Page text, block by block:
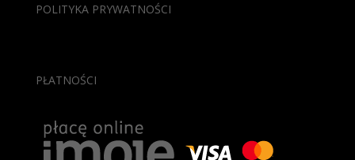
POLITYKA PRYWATNOŚCI
PŁATNOŚCI